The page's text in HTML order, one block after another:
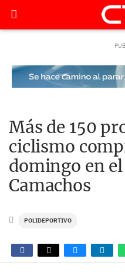
Más de 150
ciclismo
domingo en
Camachos
POLIDEPORTIVO